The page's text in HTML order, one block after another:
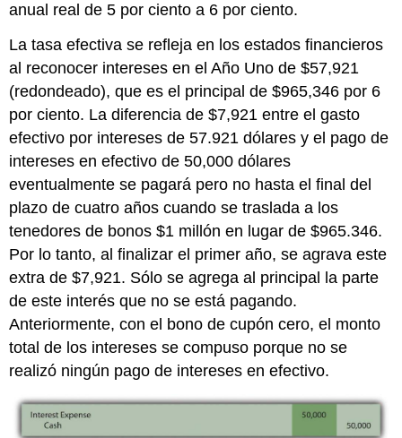
anual real de 5 por ciento a 6 por ciento.
La tasa efectiva se refleja en los estados financieros
al reconocer intereses en el Año Uno de $57,921
(redondeado), que es el principal de $965,346 por 6
por ciento. La diferencia de $7,921 entre el gasto
efectivo por intereses de 57.921 dólares y el pago de
intereses en efectivo de 50,000 dólares
eventualmente se pagará pero no hasta el final del
plazo de cuatro años cuando se traslada a los
tenedores de bonos $1 millón en lugar de $965.346.
Por lo tanto, al finalizar el primer año, se agrava este
extra de $7,921. Sólo se agrega al principal la parte
de este interés que no se está pagando.
Anteriormente, con el bono de cupón cero, el monto
total de los intereses se compuso porque no se
realizó ningún pago de intereses en efectivo.